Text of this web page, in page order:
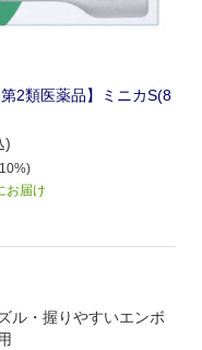
2類医薬品】ミニカS(8
)
お届け
ル・握りやすいエンボ